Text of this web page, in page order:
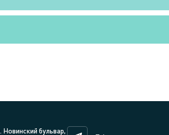
Новинский бульвар,